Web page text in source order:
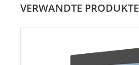
VERWANDTE PRODUKTE